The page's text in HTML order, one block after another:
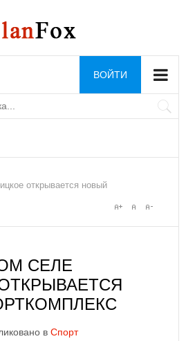
ВОЙТИ
открывается новый
СЕЛЕ
в Спорт